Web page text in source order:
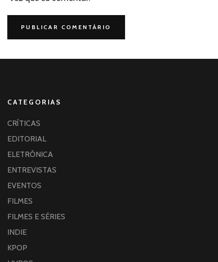
CATEGORIAS
CRÍTICAS
EDITORIAL
ELETRÔNICA
ENTREVISTAS
EVENTOS
FILMES
FILMES E SÉRIES
INDIE
KPOP